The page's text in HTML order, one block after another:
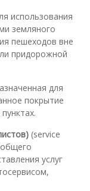
использования
земляного
пешеходов вне
придорожной
для
покрытие
(service
услуг